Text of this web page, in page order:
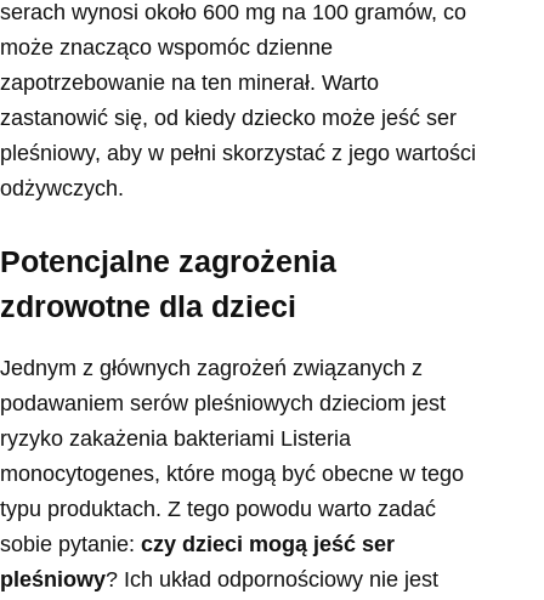
serach wynosi około 600 mg na 100 gramów, co
może znacząco wspomóc dzienne
zapotrzebowanie na ten minerał. Warto
zastanowić się, od kiedy dziecko może jeść ser
pleśniowy, aby w pełni skorzystać z jego wartości
odżywczych.
Potencjalne zagrożenia
zdrowotne dla dzieci
Jednym z głównych zagrożeń związanych z
podawaniem serów pleśniowych dzieciom jest
ryzyko zakażenia bakteriami Listeria
monocytogenes, które mogą być obecne w tego
typu produktach. Z tego powodu warto zadać
sobie pytanie: czy dzieci mogą jeść ser
pleśniowy? Ich układ odpornościowy nie jest